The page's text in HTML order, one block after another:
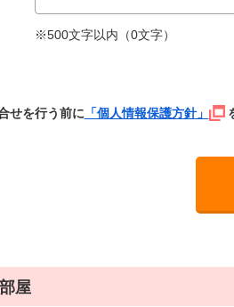
※500文字以内（0文字）
せを行う前に「個人情報保護方針」
屋